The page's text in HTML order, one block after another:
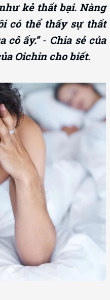
kẻ thất bại. Nàng
có thể thấy sự thất
cô ấy.”- Chia sẻ của
Oichin cho biết.